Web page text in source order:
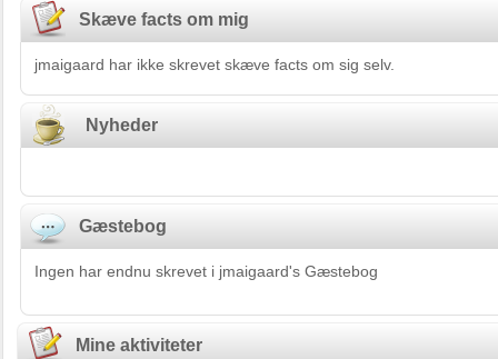
Skæve facts om mig
jmaigaard har ikke skrevet skæve facts om sig selv.
Nyheder
Gæstebog
Ingen har endnu skrevet i jmaigaard's Gæstebog
Mine aktiviteter